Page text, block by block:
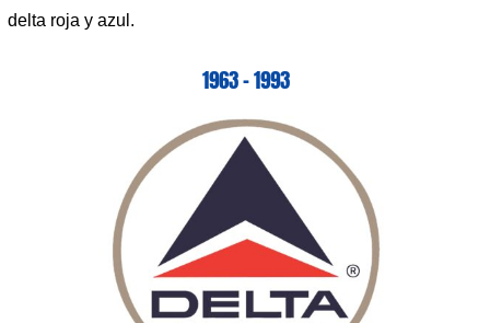
delta roja y azul.
1963 – 1993